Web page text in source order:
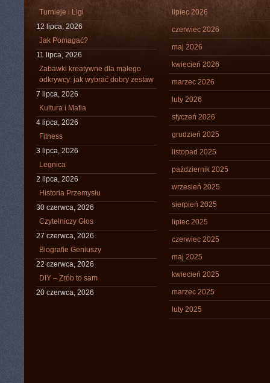
Turnieje i Ligi
12 lipca, 2026
Jak Pomagać?
11 lipca, 2026
Zabawki kreatywne dla małego
odkrywcy: jak wybrać dobry zestaw
7 lipca, 2026
Kultura i Mafia
4 lipca, 2026
Fitness
3 lipca, 2026
Legnica
2 lipca, 2026
Historia Przemysłu
30 czerwca, 2026
Czytelniczy Głos
27 czerwca, 2026
Biografie Geniuszy
22 czerwca, 2026
DIY – Zrób to sam
20 czerwca, 2026
lipiec 2026
czerwiec 2026
maj 2026
kwiecień 2026
marzec 2026
luty 2026
styczeń 2026
grudzień 2025
listopad 2025
październik 2025
wrzesień 2025
sierpień 2025
lipiec 2025
czerwiec 2025
maj 2025
kwiecień 2025
marzec 2025
luty 2025